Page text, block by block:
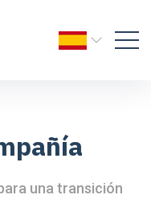
una transición